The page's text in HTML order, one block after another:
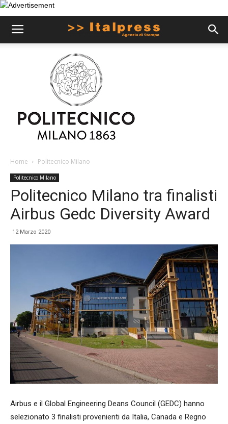
Home Politecnico Milano
Politecnico Milano
Politecnico Milano tra finalisti
Airbus Gedc Diversity Award
12 Marzo 2020
Airbus e il Global Engineering Deans Council (GEDC) hanno
selezionato 3 finalisti provenienti da Italia, Canada e Regno